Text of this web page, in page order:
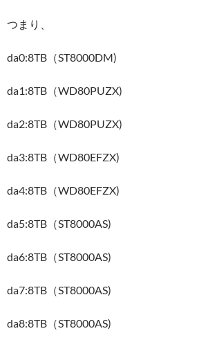
つまり、
da0:8TB（ST8000DM)
da1:8TB（WD80PUZX)
da2:8TB（WD80PUZX)
da3:8TB（WD80EFZX)
da4:8TB（WD80EFZX)
da5:8TB（ST8000AS)
da6:8TB（ST8000AS)
da7:8TB（ST8000AS)
da8:8TB（ST8000AS)